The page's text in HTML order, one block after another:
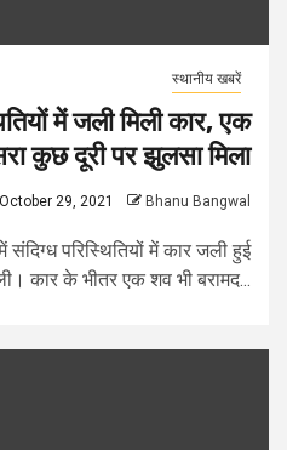
स्थानीय खबरें
में जली मिली कार, एक
कुछ दूरी पर झुलसा मिला
October 29, 2021 Bhanu Bangwal
परिस्थितियों में कार जली हुई
कार के भीतर एक शव भी बरामद...